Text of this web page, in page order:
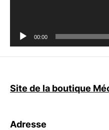
00:00
Site de la boutique
Adresse